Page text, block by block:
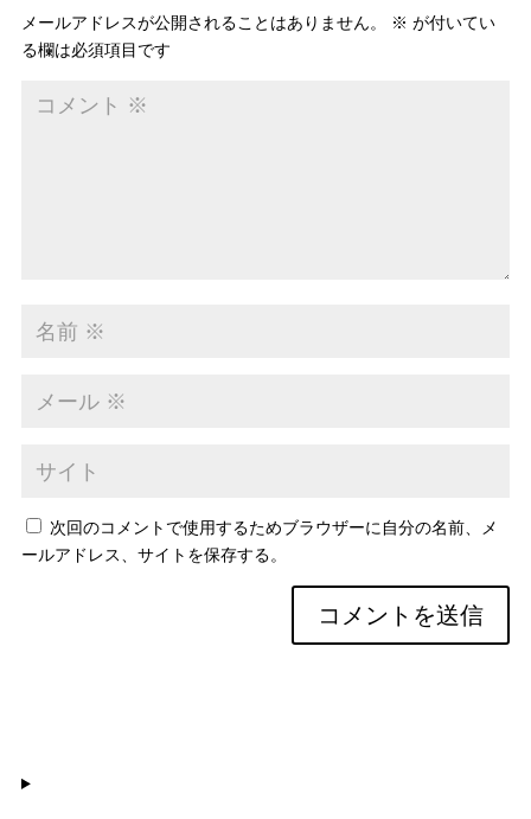
メールアドレスが公開されることはありません。 ※ が付いてい
る欄は必須項目です
次回のコメントで使用するためブラウザーに自分の名前、メ
ールアドレス、サイトを保存する。